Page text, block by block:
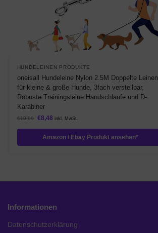
HUNDELEINEN PRODUKTE
oneisall Hundeleine Nylon 2.5M Doppelte Leinen
für kleine & große Hunde, 3fach verstellbar,
Robuste Trainingsleine Handschlaufe und D-
Karabiner
€10,99 €8,48 inkl. MwSt.
Amazon / Ebay Produkt ansehen*
Informationen
Datenschutzerklärung